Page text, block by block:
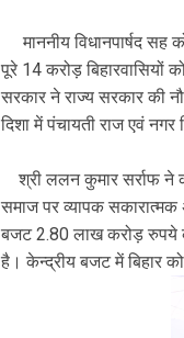
माननीय विधानपार्षद सह
पूरे 14 करोड़ बिहारवासियों
सरकार ने राज्य सरकार की
दिशा में पंचायती राज एवं
श्री ललन कुमार सर्राफ ने
समाज पर व्यापक
बजट 2.80 लाख करोड़ रुपये
है। केन्द्रीय बजट में बिहार